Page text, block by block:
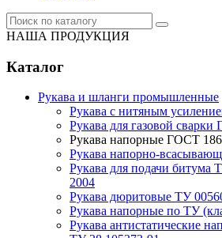
НАША ПРОДУКЦИЯ
Каталог
Рукава и шланги промышленные
Рукава с нитяным
Рукава для газовой
Рукава напорные ГОСТ
Рукава нaпорно-
Рукава для подачи битума
2004
Рукава дюритовые ТУ
Рукава напорные по ТУ
Рукава антистатические